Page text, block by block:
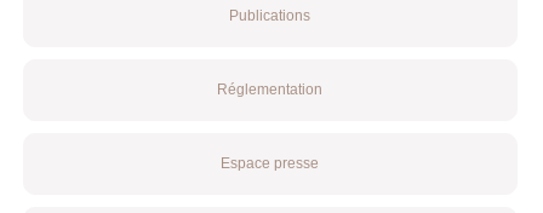
Publications
Réglementation
Espace presse